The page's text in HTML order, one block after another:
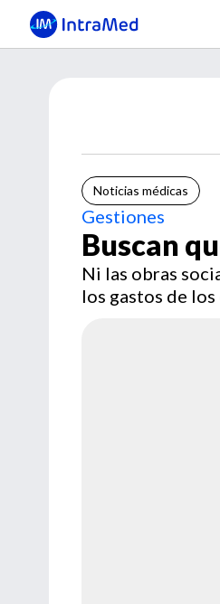
Noticias médicas
Gestiones
Buscan
Ni las obras
los gastos de